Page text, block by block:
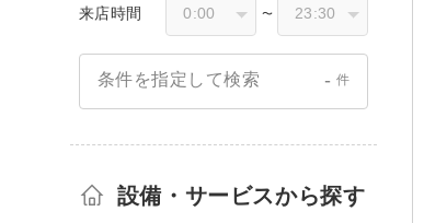
来店時間 〜
条件を指定して検索 - 件
設備・サービスから探す